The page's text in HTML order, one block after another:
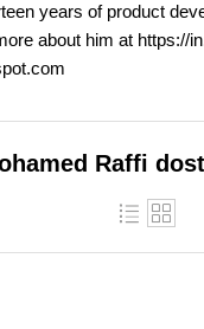
years of product
about him at https://
Raffi